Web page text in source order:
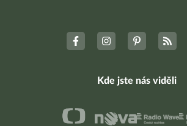
Kde jste nás viděli